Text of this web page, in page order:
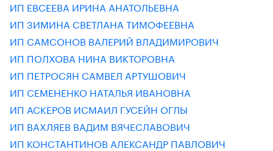
ИП ЕВСЕЕВА ИРИНА АНАТОЛЬЕВНА
ИП ЗИМИНА СВЕТЛАНА ТИМОФЕЕВНА
ИП САМСОНОВ ВАЛЕРИЙ ВЛАДИМИРОВИЧ
ИП ПОЛХОВА НИНА ВИКТОРОВНА
ИП ПЕТРОСЯН САМВЕЛ АРТУШОВИЧ
ИП СЕМЕНЕНКО НАТАЛЬЯ ИВАНОВНА
ИП АСКЕРОВ ИСМАИЛ ГУСЕЙН ОГЛЫ
ИП ВАХЛЯЕВ ВАДИМ ВЯЧЕСЛАВОВИЧ
ИП КОНСТАНТИНОВ АЛЕКСАНДР ПАВЛОВИЧ